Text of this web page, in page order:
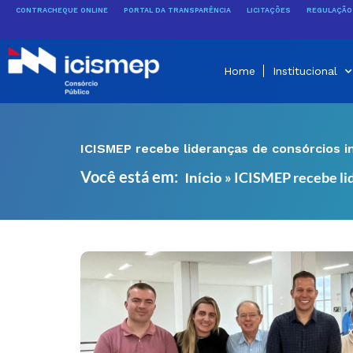
conteúdo
CONTRACHEQUE ONLINE PORTAL DA TRANSPARÊNCIA LICITAÇÕES
Home Institucional
ICISMEP recebe lideranças de consórcios
Você está em: Início » ICISMEP recebe